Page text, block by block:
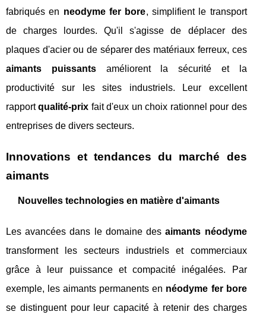
fabriqués en neodyme fer bore, simplifient le transport
de charges lourdes. Qu'il s'agisse de déplacer des
plaques d'acier ou de séparer des matériaux ferreux, ces
aimants puissantsaméliorent la sécurité et la
productivité sur les sites industriels. Leur excellent
rapportqualité-prix fait d'eux un choix rationnel pour des
entreprises de divers secteurs.
Innovations et tendances du marché des
aimants
Nouvelles technologies en matière d'aimants
Les avancées dans le domaine desaimants néodyme
transforment les secteurs industriels et commerciaux
grâce à leur puissance et compacité inégalées. Par
exemple, les aimants permanents en néodyme fer bore
se distinguent pour leur capacité à retenir des charges